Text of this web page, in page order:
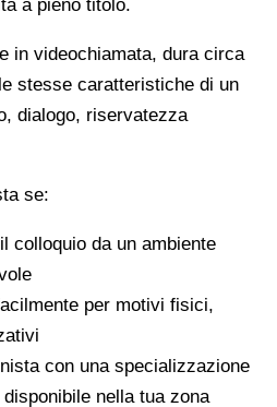
a pieno titolo.
in videochiamata, dura circa
stesse caratteristiche di un
dialogo, riservatezza
se:
colloquio da un ambiente
per motivi fisici,
con una specializzazione
nella tua zona